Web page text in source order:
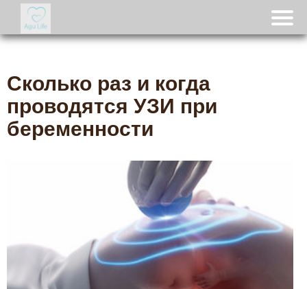
Сколько раз и когда
проводятся УЗИ при
беременности